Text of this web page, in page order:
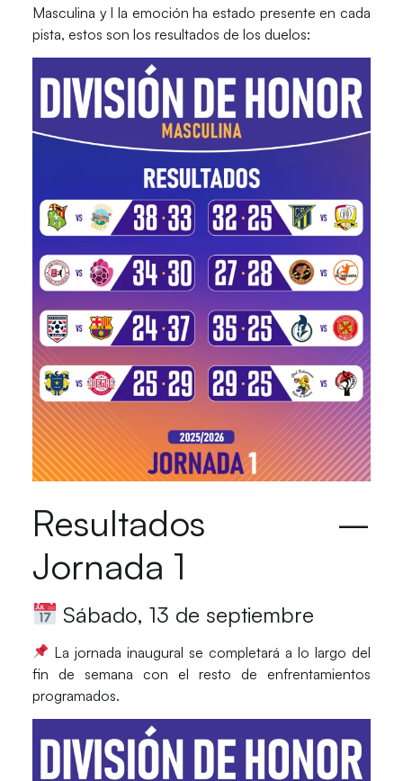
Masculina y l la emoción ha estado presente en cada
pista, estos son los resultados de los duelos:
Resultados –
Jornada 1
Sábado, 13 de septiembre
La jornada inaugural se completará a lo largo del
fin de semana con el resto de enfrentamientos
programados.